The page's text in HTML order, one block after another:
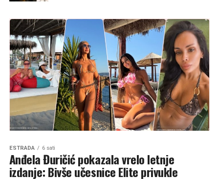
ESTRADA 6 sati
Anđela Đuričić pokazala vrelo letnje
izdanje: Bivše učesnice Elite privukle